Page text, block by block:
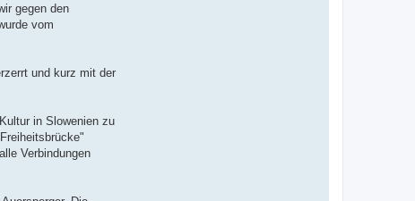
gegen den
vom
und kurz mit der
in Slowenien zu
Verbindungen